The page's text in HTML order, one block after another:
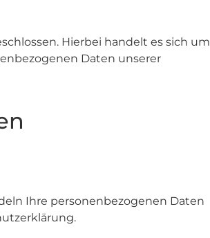
Hierbei handelt es sich um
Daten unserer
Ihre personenbezogenen Daten